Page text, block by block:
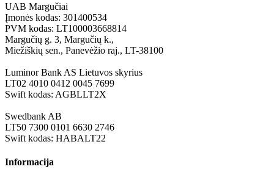
UAB Margučiai
Įmonės kodas: 301400534
PVM kodas: LT100003668814
Margučių g. 3, Margučių k.,
Miežiškių sen., Panevėžio raj., LT-38100
Luminor Bank AS Lietuvos skyrius
LT02 4010 0412 0045 7699
Swift kodas: AGBLLT2X
Swedbank AB
LT50 7300 0101 6630 2746
Swift kodas: HABALT22
Informacija